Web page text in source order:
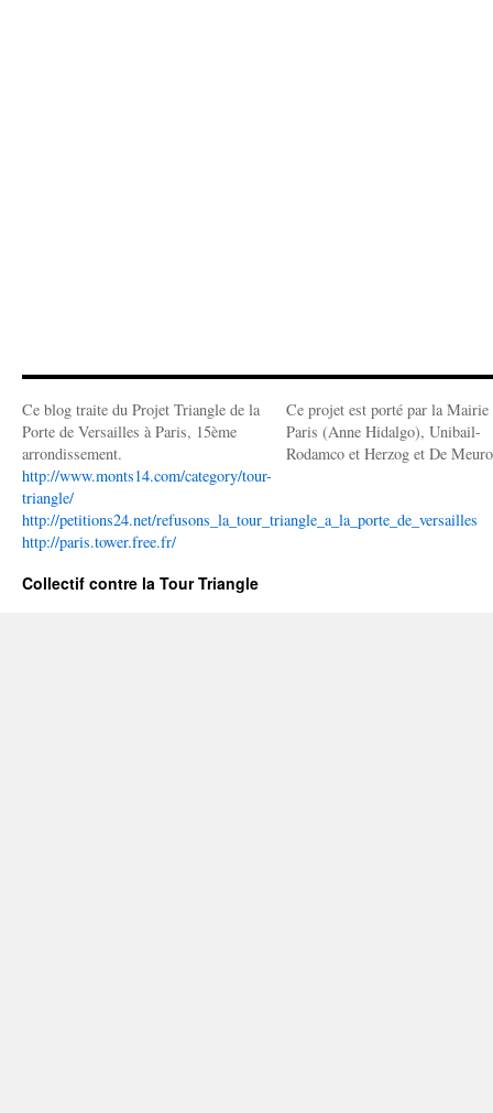
Ce blog traite du Projet Triangle de la
Porte de Versailles à Paris, 15ème
arrondissement.
http://www.monts14.com/category/tour-
triangle/
http://petitions24.net/refusons_la_tour_triangle_a_la_porte_de_versailles
http://paris.tower.free.fr/
Ce projet est porté par la Mairie
Paris (Anne Hidalgo), Unibail-
Rodamco et Herzog et De
Collectif contre la Tour Triangle